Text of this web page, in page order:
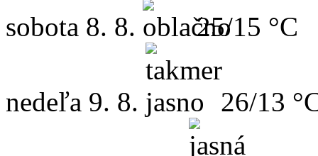
sobota 8. 8. 25/15 °C
nedeľa 9. 8. 26/13